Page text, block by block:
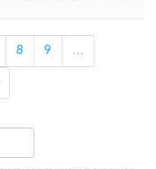
8 9 …